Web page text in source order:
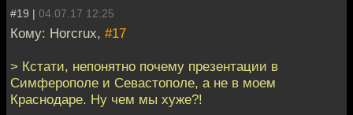
#19 | 04.07.17 12:25
Кому: Horcrux, #17
> Кстати, непонятно почему презентации в
Симферополе и Севастополе, а не в моем
Краснодаре. Ну чем мы хуже?!